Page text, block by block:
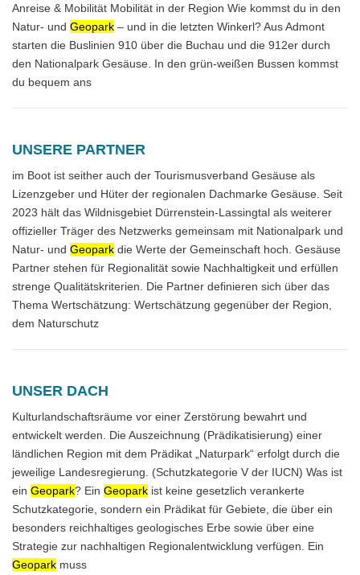
Anreise & Mobilität Mobilität in der Region Wie kommst du in den
Natur- und Geopark – und in die letzten Winkerl? Aus Admont
starten die Buslinien 910 über die Buchau und die 912er durch
den Nationalpark Gesäuse. In den grün-weißen Bussen kommst
du bequem ans
UNSERE PARTNER
im Boot ist seither auch der Tourismusverband Gesäuse als
Lizenzgeber und Hüter der regionalen Dachmarke Gesäuse. Seit
2023 hält das Wildnisgebiet Dürrenstein-Lassingtal als weiterer
offizieller Träger des Netzwerks gemeinsam mit Nationalpark und
Natur- und Geopark die Werte der Gemeinschaft hoch. Gesäuse
Partner stehen für Regionalität sowie Nachhaltigkeit und erfüllen
strenge Qualitätskriterien. Die Partner definieren sich über das
Thema Wertschätzung: Wertschätzung gegenüber der Region,
dem Naturschutz
UNSER DACH
Kulturlandschaftsräume vor einer Zerstörung bewahrt und
entwickelt werden. Die Auszeichnung (Prädikatisierung) einer
ländlichen Region mit dem Prädikat „Naturpark“ erfolgt durch die
jeweilige Landesregierung. (Schutzkategorie V der IUCN) Was ist
ein Geopark? Ein Geopark ist keine gesetzlich verankerte
Schutzkategorie, sondern ein Prädikat für Gebiete, die über ein
besonders reichhaltiges geologisches Erbe sowie über eine
Strategie zur nachhaltigen Regionalentwicklung verfügen. Ein
Geopark muss